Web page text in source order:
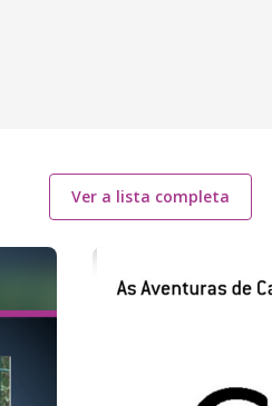
Ver a lista completa